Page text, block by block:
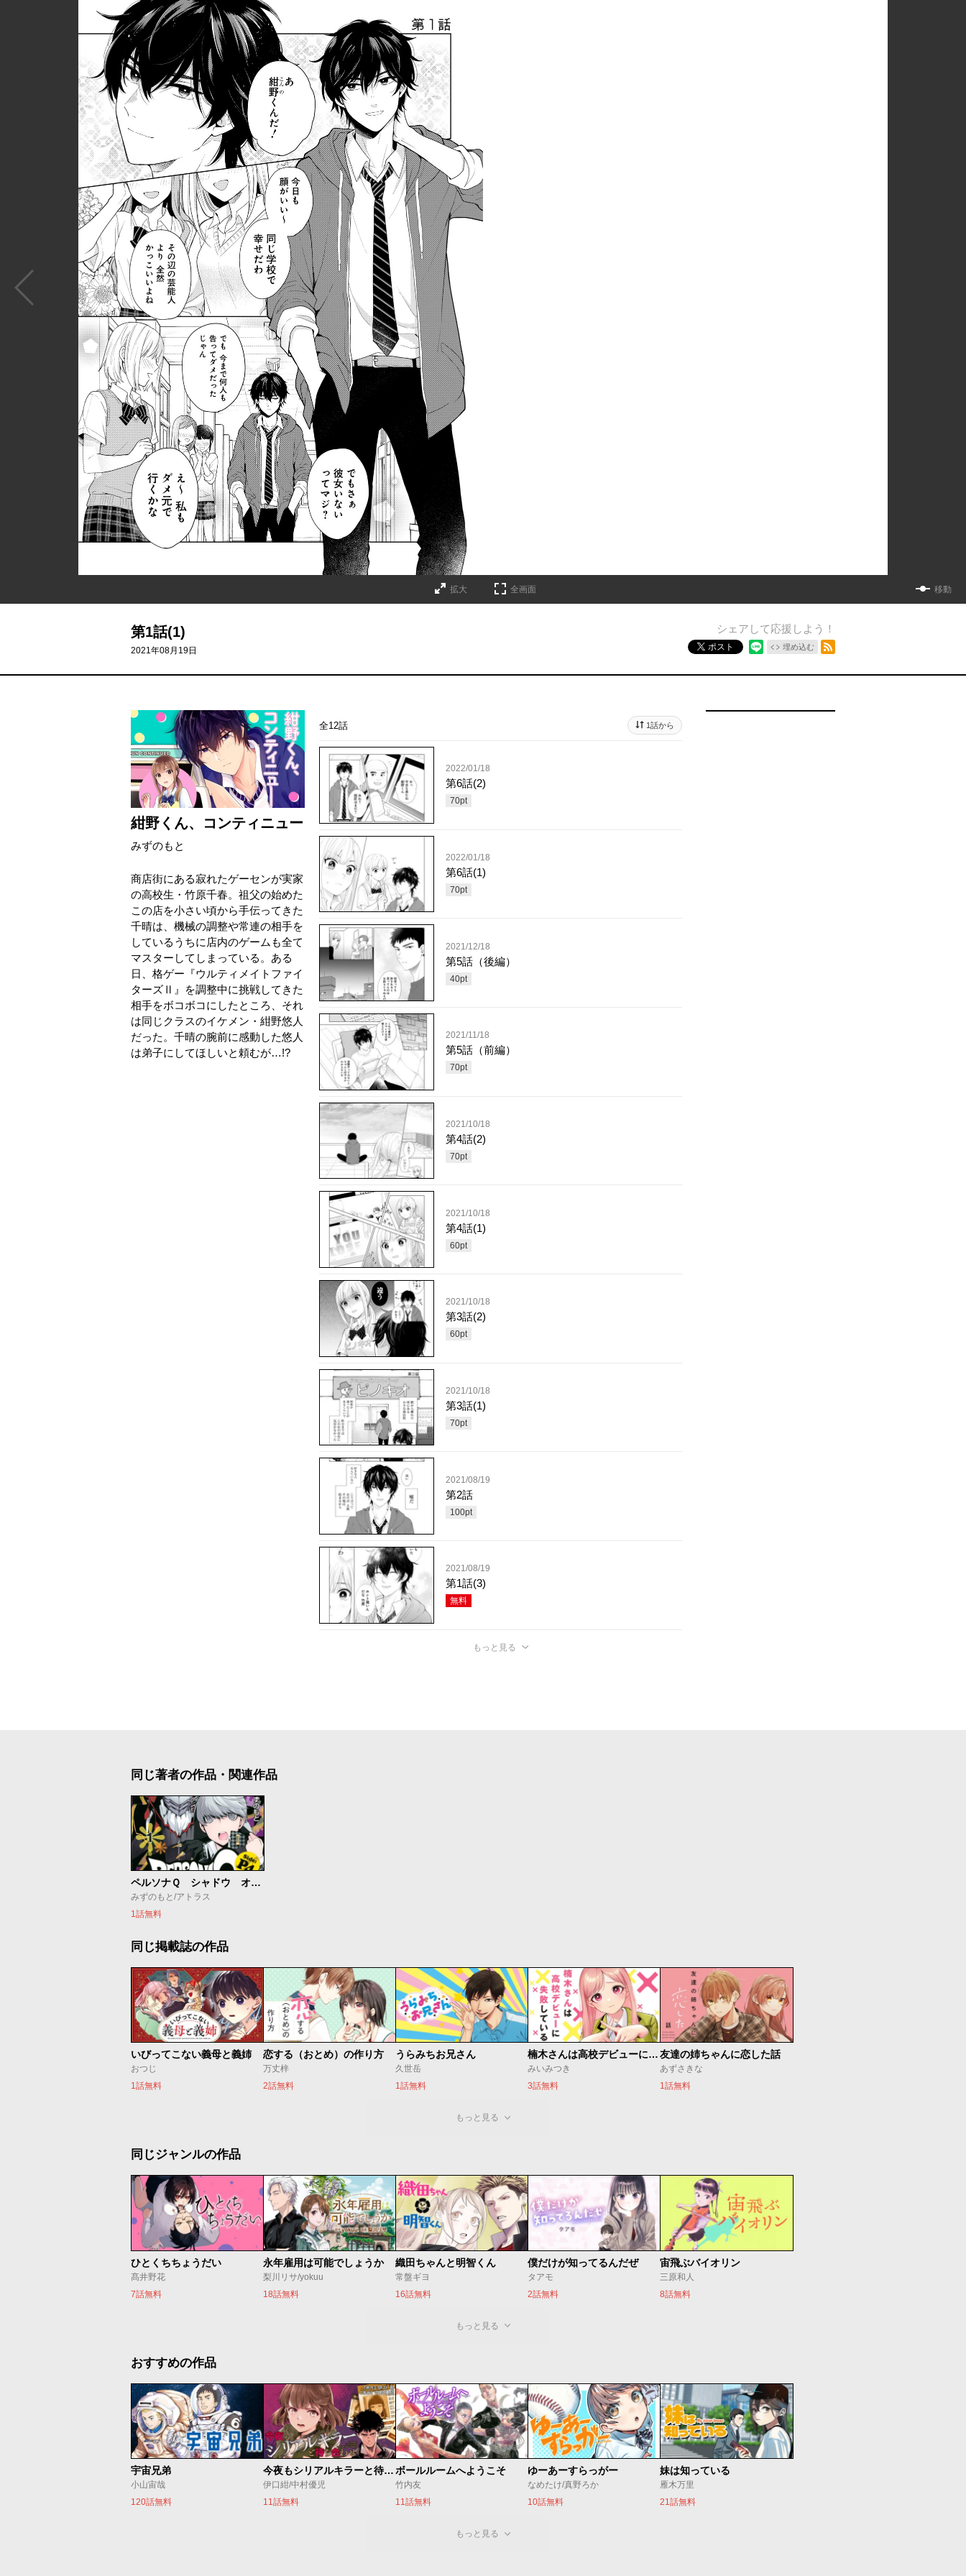
拡大 全画面 移動
第1話(1)
2021年08月19日
シェアして応援しよう！
ポスト 埋め込む
紺野くん、コンティニュー
みずのもと
商店街にある寂れたゲーセンが実家
の高校生・竹原千春。祖父の始めた
この店を小さい頃から手伝ってきた
千晴は、機械の調整や常連の相手を
しているうちに 店内のゲームも全て
マスターしてしまっている。ある
日、格ゲー『ウルティメイトファイ
ターズⅡ』を調整中に挑戦してきた
相手をボコボコにしたところ、それ
は同じクラスのイケメン・紺野悠人
だった。 千晴の腕前に感動した悠人
は弟子にしてほしいと頼むが…!?
全12話 1話から
2022/01/18
第6話(2)
70pt
2022/01/18
第6話(1)
70pt
2021/12/18
第5話（後編）
40pt
2021/11/18
第5話（前編）
70pt
2021/10/18
第4話(2)
70pt
2021/10/18
第4話(1)
60pt
2021/10/18
第3話(2)
60pt
2021/10/18
第3話(1)
70pt
2021/08/19
第2話
100pt
2021/08/19
第1話(3)
無料
もっと見る
同じ著者の作品・関連作品
ペルソナＱ シャドウ オブ ザ ラビリンス Ｓｉｄｅ：Ｐ４
みずのもと/アトラス
1話無料
同じ掲載誌の作品
いびってこない義母と義姉
おつじ
1話無料
恋する（おとめ）の作り方
万丈梓
2話無料
うらみちお兄さん
久世岳
1話無料
楠木さんは高校デビューに失敗している
みいみつき
3話無料
友達の姉ちゃんに恋した話
あずさきな
1話無料
もっと見る
同じジャンルの作品
ひとくちちょうだい
髙井野花
7話無料
永年雇用は可能でしょうか
梨川リサ/yokuu
18話無料
織田ちゃんと明智くん
常盤ギヨ
16話無料
僕だけが知ってるんだぜ
タアモ
2話無料
宙飛ぶバイオリン
三原和人
8話無料
もっと見る
おすすめの作品
宇宙兄弟
小山宙哉
120話無料
今夜もシリアルキラーと待ち合わせ
伊口紺/中村優児
11話無料
ボールルームへようこそ
竹内友
11話無料
ゆーあーすらっがー
なめたけ/真野ろか
10話無料
妹は知っている
雁木万里
21話無料
もっと見る